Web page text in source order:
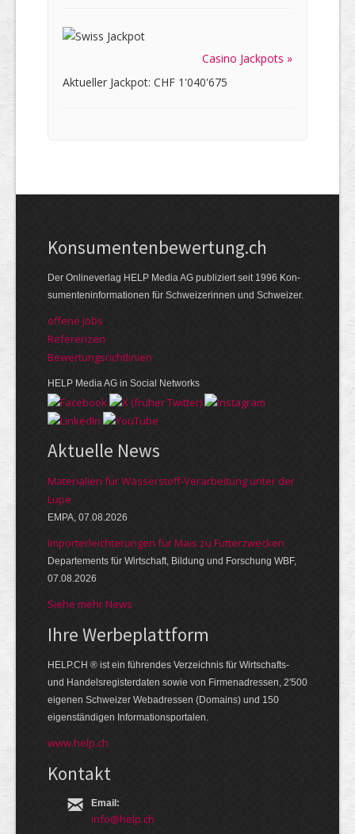
Casino Jackpots »
Aktueller Jackpot: CHF 1'040'675
Kon­su­menten­be­wer­tung.ch
Der Online­verlag HELP Media AG publi­ziert seit 1996 Kon­
su­menten­infor­mationen für Schwei­zerinnen und Schweizer.
offene Jobs
Referenzen
Bewer­tungs­richt­linien
HELP Media AG in Social Networks
Aktuelle News
Materialien für Wasserstoff-Verarbeitung unter der
Lupe
EMPA, 07.08.2026
Importerleichterungen für Mais zu Futterzwecken
Departements für Wirtschaft, Bildung und Forschung WBF,
07.08.2026
Siehe mehr News
Ihre Werbe­platt­form
HELP.CH ® ist ein führendes Ver­zeich­nis für Wirt­schafts-
und Handels­register­daten so­wie von Firmen­adressen, 2'500
eige­nen Schweizer Web­adressen (Domains) und 150
eigen­ständigen Infor­mations­por­talen.
www.help.ch
Kontakt
Email:
info@help.ch